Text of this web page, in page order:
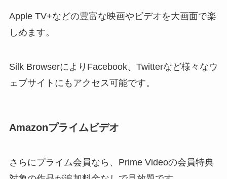
Apple TV+などの豊富な映画やビデオを大画面で楽
しめます。
Silk BrowserによりFacebook、Twitterなど様々なウ
ェブサイトにもアクセス可能です。
Amazonプライムビデオ
さらにプライム会員なら、Prime Videoの会員特典